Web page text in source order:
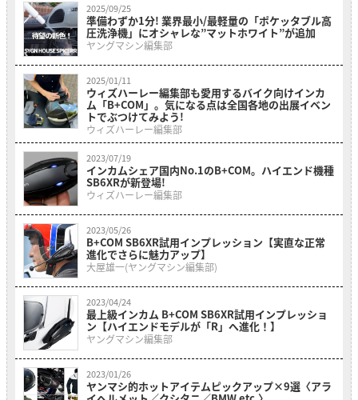
2025/09/25
準備わずか1分! 業界最小/最軽量の「ポケッタブル高
圧洗浄機」にオシャレな”マットホワイト”が追加
ヤングマシン編集部
2025/01/11
ウィズハーレー編集部も愛用するバイク向けインカ
ム「B+COM」。気になる点は全国各地の出展イベン
トでぶつけてみよう!
ウィズハーレー編集部
2023/07/19
インカムシェア国内No.1のB+COM。ハイエンド機種
SB6XRが新登場!
ウィズハーレー編集部
2023/05/26
B+COM SB6XR試用インプレッション【実直な正常
進化でさらに魅力アップ】
大屋雄一(ヤングマシン編集部)
2023/04/24
最上級インカム B+COM SB6XR試用インプレッショ
ン【ハイエンドモデルが「R」へ進化！】
ヤングマシン編集部
2023/01/26
ヤンマシ的ホットアイテムピックアップ×9選〈アラ